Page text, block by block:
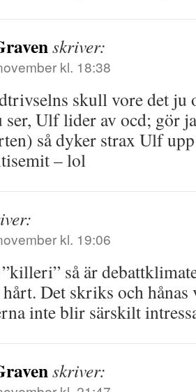
skriver:
kl. 18:38
skull vore det ju
ser, Ulf lider av ocd; gör
så dyker strax Ulf
– lol
kl. 19:06
så är
hårt. Det skriks och
inte blir särskilt
skriver: